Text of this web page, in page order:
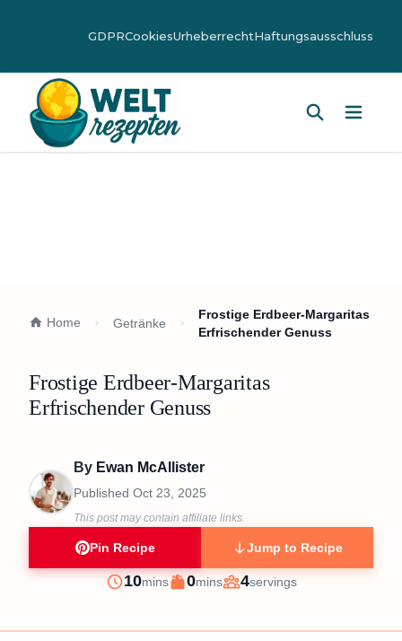
GDPRCookiesUrheberrechtHaftungsausschluss
Home Getränke
Frostige Erdbeer-Margaritas
Erfrischender Genuss
Frostige Erdbeer-Margaritas
Erfrischender Genuss
By Ewan McAllister
Published Oct 23, 2025
This post may contain affiliate links.
Pin Recipe Jump to Recipe
Prep
10minutes
mins
Cook
0minutes
mins
Servings
4servings